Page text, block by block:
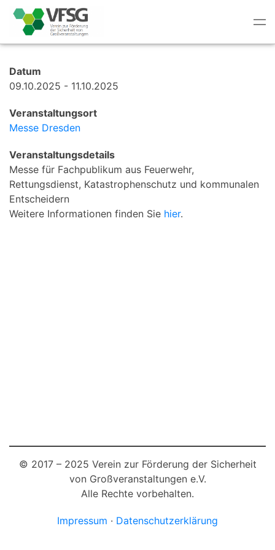
Datum
09.10.2025 - 11.10.2025
Veranstaltungsort
Messe Dresden
Veranstaltungsdetails
Messe für Fachpublikum aus Feuerwehr,
Rettungsdienst, Katastrophenschutz und kommunalen
Entscheidern
Weitere Informationen finden Sie hier.
© 2017 – 2025 Verein zur Förderung der Sicherheit
von Großveranstaltungen e.V.
Alle Rechte vorbehalten.
Impressum · Datenschutzerklärung